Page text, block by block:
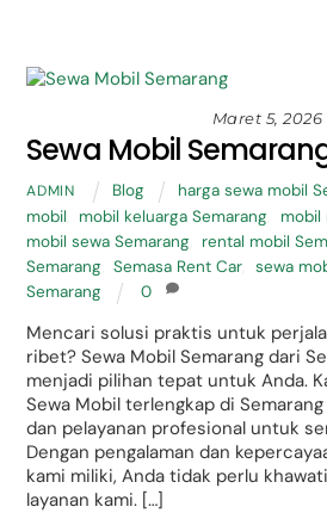
Maret 5, 2026
Sewa Mobil
ADMIN Blog harga sewa mobil
mobil
mobil keluarga Semarang mobil
mobil sewa Semarang
rental mobil
Semarang
Semasa Rent Car sewa
Semarang
0
Mencari solusi praktis untuk
ribet? Sewa Mobil Semarang dari
menjadi pilihan tepat untuk Anda.
Sewa Mobil terlengkap di
dan pelayanan profesional untuk
Dengan pengalaman dan
kami miliki, Anda tidak perlu
layanan kami. […]